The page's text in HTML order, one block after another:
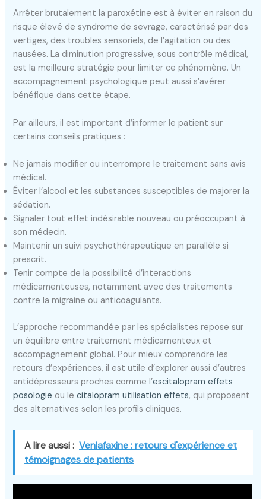
Arrêter brutalement la paroxétine est à éviter en raison du
risque élevé de syndrome de sevrage, caractérisé par des
vertiges, des troubles sensoriels, de l’agitation ou des
nausées. La diminution progressive, sous contrôle médical,
est la meilleure stratégie pour limiter ce phénomène. Un
accompagnement psychologique peut aussi s’avérer
bénéfique dans cette étape.
Par ailleurs, il est important d’informer le patient sur
certains conseils pratiques :
Ne jamais modifier ou interrompre le traitement sans avis
médical.
Éviter l’alcool et les substances susceptibles de majorer la
sédation.
Signaler tout effet indésirable nouveau ou préoccupant à
son médecin.
Maintenir un suivi psychothérapeutique en parallèle si
prescrit.
Tenir compte de la possibilité d’interactions
médicamenteuses, notamment avec des traitements
contre la migraine ou anticoagulants.
L’approche recommandée par les spécialistes repose sur
un équilibre entre traitement médicamenteux et
accompagnement global. Pour mieux comprendre les
retours d’expériences, il est utile d’explorer aussi d’autres
antidépresseurs proches comme l’escitalopram effets
posologie ou lecitalopram utilisation effets, qui proposent
des alternatives selon les profils cliniques.
A lire aussi : Venlafaxine : retours d'expérience et
témoignages de patients